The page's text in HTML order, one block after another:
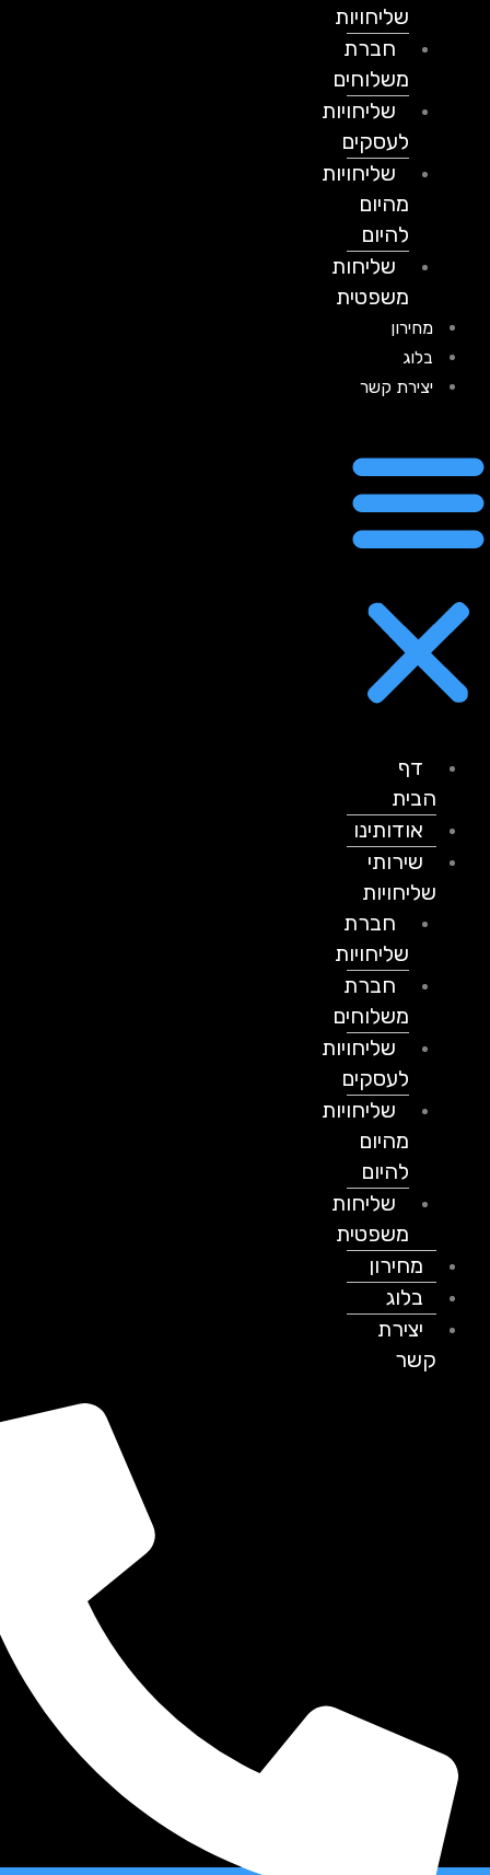
שליחויות
חברת
משלוחים
שליחויות
לעסקים
שליחויות
מהיום
להיום
שליחות
משפטית
מחירון
בלוג
יצירת קשר
דף
הבית
אודותינו
שירותי
שליחויות
חברת
שליחויות
חברת
משלוחים
שליחויות
לעסקים
שליחויות
מהיום
להיום
שליחות
משפטית
מחירון
בלוג
יצירת
קשר